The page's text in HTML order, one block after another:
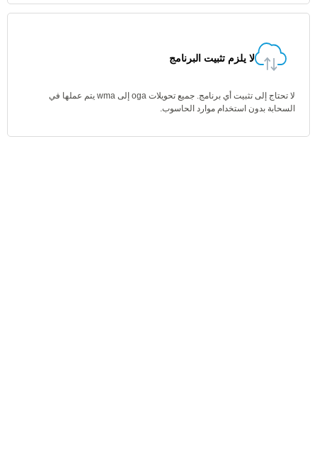
لا يلزم تثبيت البرنامج
لا تحتاج إلى تثبيت أي برنامج. جميع تحويلات oga إلى wma يتم عملها في
السحابة بدون استخدام موارد الحاسوب.